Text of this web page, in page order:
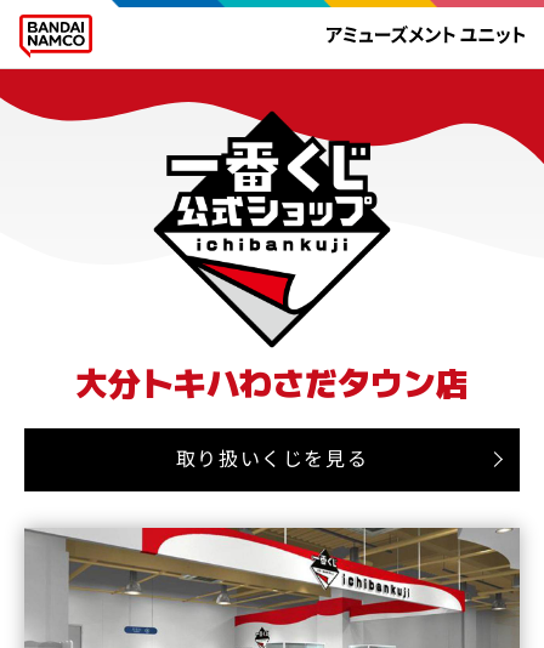
大分トキハわさだタウン店
取り扱いくじを見る